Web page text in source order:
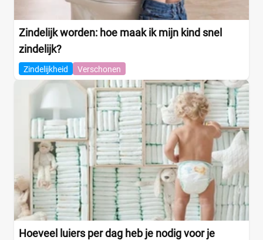
Zindelijk worden: hoe maak ik mijn kind snel
zindelijk?
Zindelijkheid Verschonen
Hoeveel luiers per dag heb je nodig voor je